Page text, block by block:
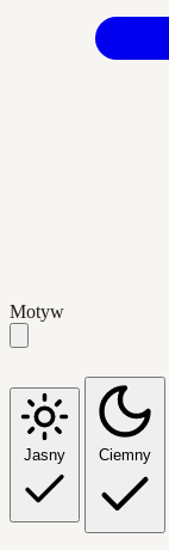
Motyw
Jasny Ciemny